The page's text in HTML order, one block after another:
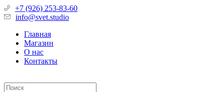
+7 (926) 253-83-60
info@svet.studio
Главная
Магазин
О нас
Контакты